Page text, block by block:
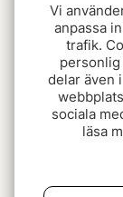
Vi
anpassa
trafik.
delar även
sociala
läsa